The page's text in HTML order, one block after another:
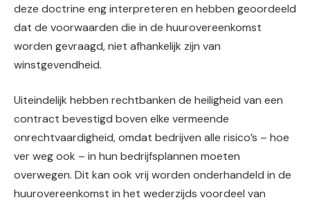
deze doctrine eng interpreteren en hebben geoordeeld
dat de voorwaarden die in de huurovereenkomst
worden gevraagd, niet afhankelijk zijn van
winstgevendheid.
Uiteindelijk hebben rechtbanken de heiligheid van een
contract bevestigd boven elke vermeende
onrechtvaardigheid, omdat bedrijven alle risico’s – hoe
ver weg ook – in hun bedrijfsplannen moeten
overwegen. Dit kan ook vrij worden onderhandeld in de
huurovereenkomst in het wederzijds voordeel van